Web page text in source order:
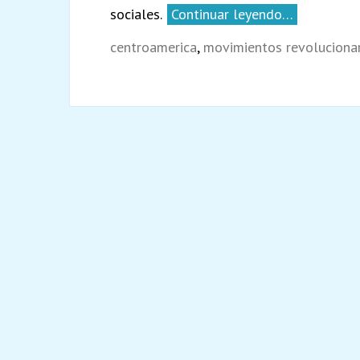
sociales. Continuar leyendo…
centroamerica, movimientos